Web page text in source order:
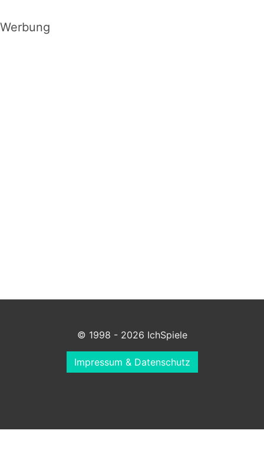
Werbung
© 1998 - 2026 IchSpiele
Impressum & Datenschutz